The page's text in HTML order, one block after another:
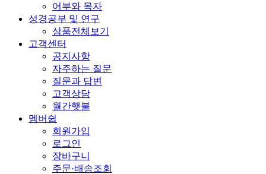
어부와 목자
성경공부 및 연구
상품전체보기
고객센터
공지사항
자주하는 질문
질문과 답변
고객상담
월간햇불
멤버쉽
회원가입
로그인
장바구니
주문·배송조회